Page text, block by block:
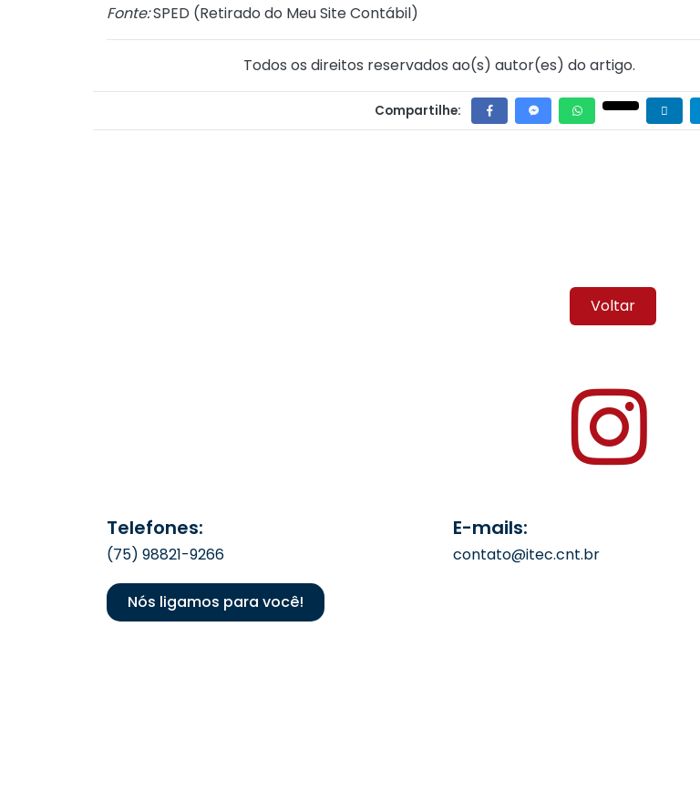
Fonte:SPED (Retirado do Meu Site Contábil)
Todos os direitos reservados ao(s) autor(es) do artigo.
Compartilhe:
Voltar
Telefones:
(75) 98821-9266
Nós ligamos para você!
E-mails:
contato@itec.cnt.br